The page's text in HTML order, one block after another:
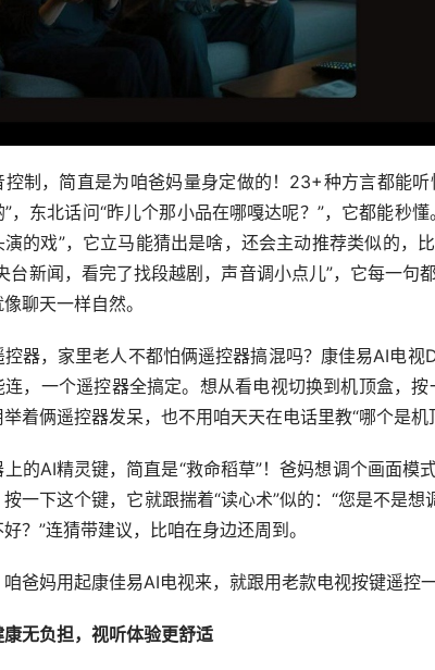
控制，简直是为咱爸妈量身定做的！23+种方言都能听
，东北话问“昨儿个那小品在哪嘎达呢？”，它都能秒
演的戏”，它立马能猜出是啥，还会主动推荐类似的，
台新闻，看完了找段越剧，声音调小点儿”，它每一句
聊天一样自然。
控器，家里老人不都怕俩遥控器搞混吗？康佳易AI电
连，一个遥控器全搞定。想从看电视切换到机顶盒，
着俩遥控器发呆，也不用咱天天在电话里教“哪个是机
的AI精灵键，简直是“救命稻草”！爸妈想调个画面模
一下这个键，它就跟揣着“读心术”似的：“您是不是
？”连猜带建议，比咱在身边还周到。
爸妈用起康佳易AI电视来，就跟用老款电视按键遥控
无负担，视听体验更舒适